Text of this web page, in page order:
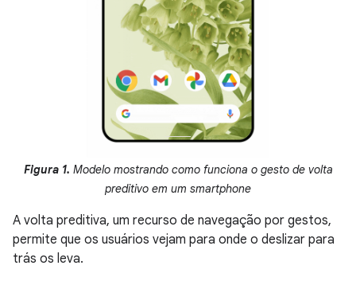
Figura 1. Modelo mostrando como funciona o gesto de volta
preditivo em um smartphone
A volta preditiva, um recurso de navegação por gestos,
permite que os usuários vejam para onde o deslizar para
trás os leva.